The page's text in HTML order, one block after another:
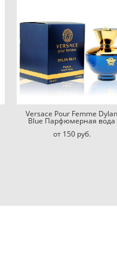
Versace Pour Femme Dylan
Blue Парфюмерная вода
от 150 pуб.